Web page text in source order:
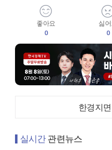
좋아요
0
싫
0
한경지
실시간관련뉴스